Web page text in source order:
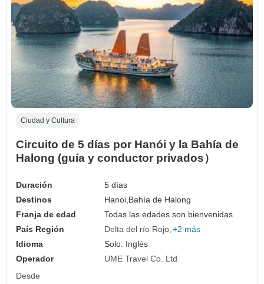
Ciudad y Cultura
Circuito de 5 días por Hanói y la Bahía de
Halong (guía y conductor privados）
Duración
5 días
Destinos
Hanoi,Bahía de Halong
Franja de edad
Todas las edades son bienvenidas
País Región
Delta del río Rojo +2 más
Idioma
Solo: Inglés
Operador
UME Travel Co. Ltd
Desde